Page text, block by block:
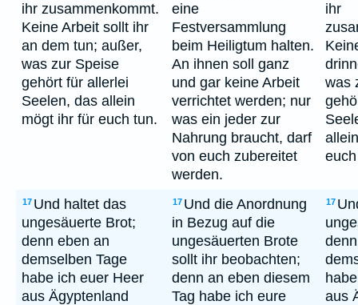
ihr zusammenkommt.
Keine Arbeit sollt ihr
an dem tun; außer,
was zur Speise
gehört für allerlei
Seelen, das allein
mögt ihr für euch tun.
eine
Festversammlung
beim Heiligtum halten.
An ihnen soll ganz
und gar keine Arbeit
verrichtet werden; nur
was ein jeder zur
Nahrung braucht, darf
von euch zubereitet
werden.
ihr
was
17 Und haltet das
ungesäuerte Brot;
denn eben an
demselben Tage
habe ich euer Heer
aus Ägyptenland
17 Und die Anordnung
in Bezug auf die
ungesäuerten Brote
sollt ihr beobachten;
denn an eben diesem
Tag habe ich eure
17
aus